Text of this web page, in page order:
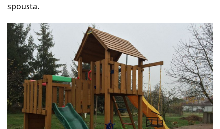
spousta.